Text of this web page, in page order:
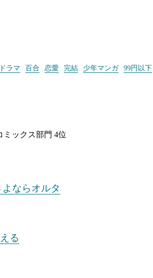
ラマ 百合 恋愛 完結 少年マンガ
99円以下
ミックス部門 4位
ならオルタ
る